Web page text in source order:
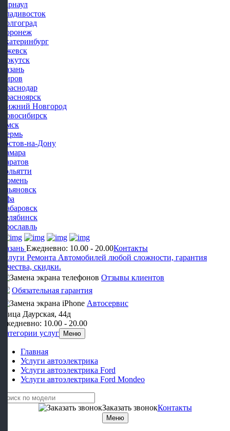
Барнаул
Владивосток
Волгоград
Воронеж
Екатеринбург
Ижевск
Иркутск
Казань
Киров
Краснодар
Красноярск
Нижний Новгород
Новосибирск
Омск
Пермь
Ростов-на-Дону
Самара
Саратов
Тольятти
Тюмень
Ульяновск
Уфа
Хабаровск
Челябинск
Ярославль
Казань Ежедневно: 10.00 - 20.00Контакты
Услуги Ремонта Автомобилей любой сложности, гарантия
качества, скидки.
Отзывы клиентов
Обязательная гарантия
Автосервис
​улица ​Даурская, 44д
Ежедневно: 10.00 - 20.00
Категории услуг
Меню
Главная
Услуги автоэлектрика
Услуги автоэлектрика Ford
Услуги автоэлектрика Ford Mondeo
Заказать звонокКонтакты
Меню